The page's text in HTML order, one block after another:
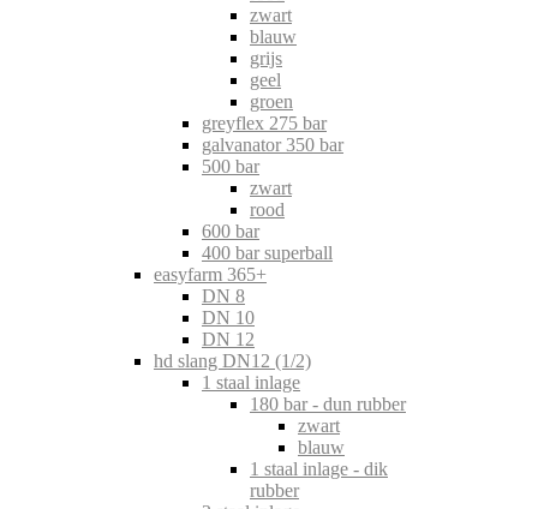
zwart
blauw
grijs
geel
groen
greyflex 275 bar
galvanator 350 bar
500 bar
zwart
rood
600 bar
400 bar superball
easyfarm 365+
DN 8
DN 10
DN 12
hd slang DN12 (1/2)
1 staal inlage
180 bar - dun rubber
zwart
blauw
1 staal inlage - dik
rubber